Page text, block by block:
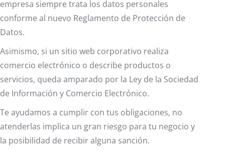
empresa siempre trata los datos personales
conforme al nuevo Reglamento de Protección de
Datos.
Asimismo, si un sitio web corporativo realiza
comercio electrónico o describe productos o
servicios, queda amparado por la Ley de la Sociedad
de Información y Comercio Electrónico.
Te ayudamos a cumplir con tus obligaciones, no
atenderlas implica un gran riesgo para tu negocio y
la posibilidad de recibir alguna sanción.